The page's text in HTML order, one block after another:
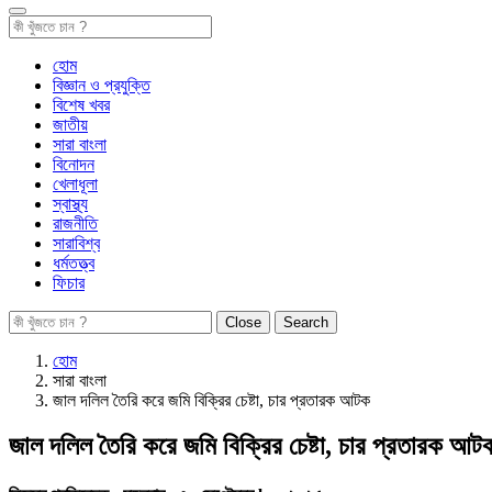
হোম
বিজ্ঞান ও প্রযুক্তি
বিশেষ খবর
জাতীয়
সারা বাংলা
বিনোদন
খেলাধূলা
স্বাস্থ্য
রাজনীতি
সারাবিশ্ব
ধর্মতত্ত্ব
ফিচার
Close Search
হোম
সারা বাংলা
জাল দলিল তৈরি করে জমি বিক্রির চেষ্টা, চার প্রতারক আটক
জাল দলিল তৈরি করে জমি বিক্রির চেষ্টা, চার প্রতারক